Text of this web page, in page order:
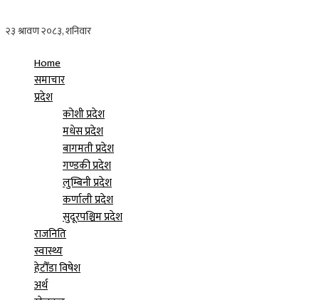
Home
समाचार
प्रदेश
कोशी प्रदेश
मधेस प्रदेश
बागमती प्रदेश
गण्डकी प्रदेश
लुम्बिनी प्रदेश
कर्णाली प्रदेश
सुदूरपश्चिम प्रदेश
राजनिति
स्वास्थ्य
हेटौँडा विषेश
अर्थ